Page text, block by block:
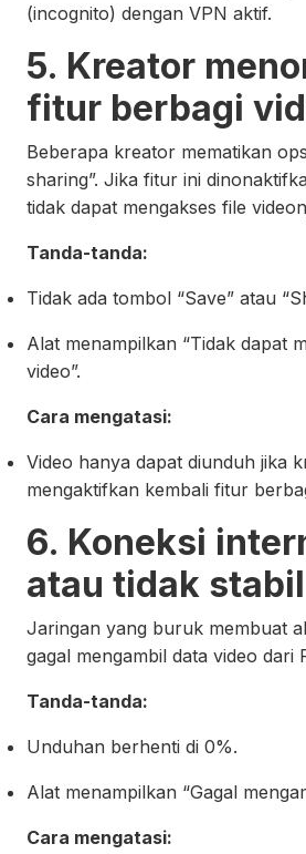
(incognito) dengan VPN aktif.
5. Kreator
fitur berbagi
Beberapa kreator mematikan
sharing”. Jika fitur ini
tidak dapat mengakses file
Tanda-tanda:
Tidak ada tombol “Save” atau
Alat menampilkan “Tidak dapat
video”.
Cara mengatasi:
Video hanya dapat diunduh jika
mengaktifkan kembali fitur
6. Koneksi
atau tidak stabil
Jaringan yang buruk membuat
gagal mengambil data video dari
Tanda-tanda:
Unduhan berhenti di 0%.
Alat menampilkan “Gagal
Cara mengatasi: